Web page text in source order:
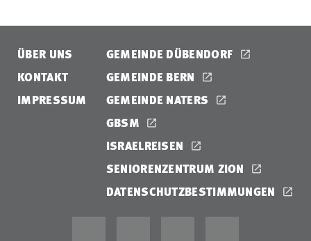
ÜBER UNS
KONTAKT
IMPRESSUM
GEMEINDE DÜBENDORF
GEMEINDE BERN
GEMEINDE NATERS
GBSM
ISRAELREISEN
SENIORENZENTRUM ZION
DATENSCHUTZBESTIMMUNGEN